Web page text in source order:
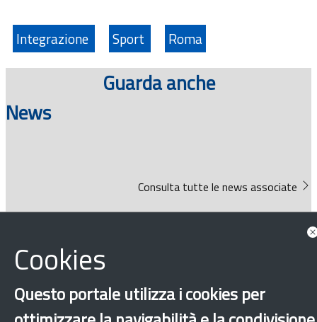
Integrazione Sport Roma
Guarda anche
News
Consulta tutte le news associate
Cookies
Questo portale utilizza i cookies per